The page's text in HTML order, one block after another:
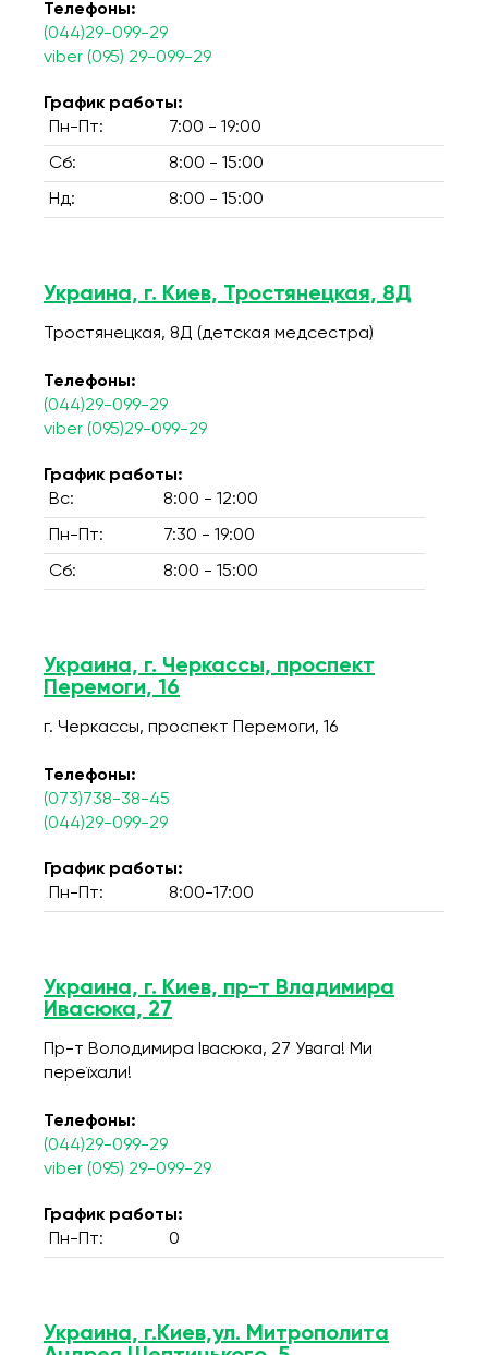
Телефоны:
(044)29-099-29
viber (095) 29-099-29
График работы:
Пн-Пт:
7:00 - 19:00
Сб: 8:00 - 15:00
Нд: 8:00 - 15:00
Украина, г. Киев, Тростянецкая, 8Д
Тростянецкая, 8Д (детская медсестра)
Телефоны:
(044)29-099-29
viber (095)29-099-29
График работы:
Вс:
8:00 - 12:00
Пн-Пт: 7:30 - 19:00
Сб: 8:00 - 15:00
Украина, г. Черкассы, проспект
Перемоги, 16
г. Черкассы, проспект Перемоги, 16
Телефоны:
(073)738-38-45
(044)29-099-29
График работы:
Пн-Пт:
8:00-17:00
Украина, г. Киев, пр-т Владимира
Ивасюка, 27
Пр-т Володимира Івасюка, 27 Увага! Ми
переїхали!
Телефоны:
(044)29-099-29
viber (095) 29-099-29
График работы:
Пн-Пт:
0
Украина, г.Киев,ул. Митрополита